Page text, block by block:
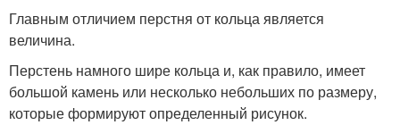
Главным отличием перстня от кольца является
величина.
Перстень намного шире кольца и, как правило, имеет
большой камень или несколько небольших по размеру,
которые формируют определенный рисунок.